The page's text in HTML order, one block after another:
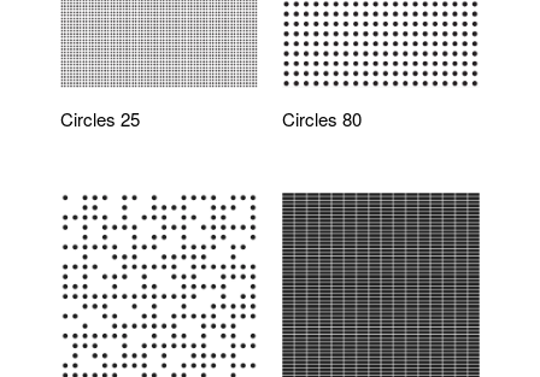
Circles 25 Circles 80